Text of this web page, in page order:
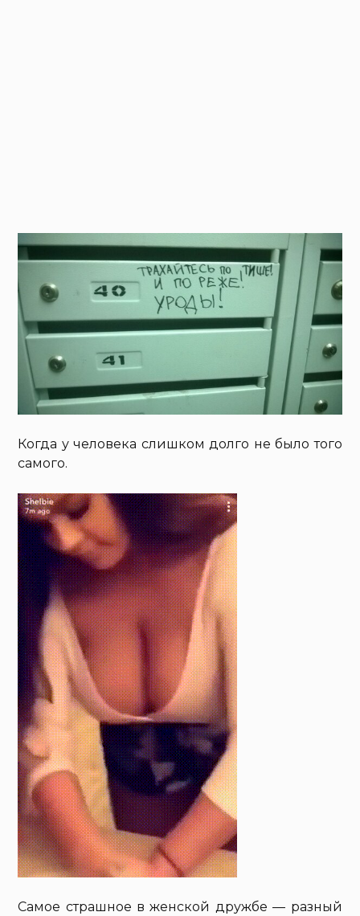
Когда у человека слишком долго не было того
самого.
Самое страшное в женской дружбе — разный